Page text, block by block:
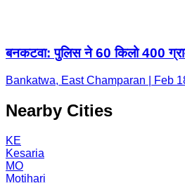
बनकटवा: पुलिस ने 60 किलो 400
Bankatwa, East Champaran | Feb
Nearby Cities
KE
Kesaria
MO
Motihari